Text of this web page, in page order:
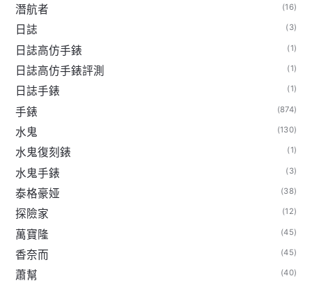
潛航者 (16)
日誌 (3)
日誌高仿手錶 (1)
日誌高仿手錶評測 (1)
日誌手錶 (1)
手錶 (874)
水鬼 (130)
水鬼復刻錶 (1)
水鬼手錶 (3)
泰格豪娅 (38)
探險家 (12)
萬寶隆 (45)
香奈而 (45)
蕭幫 (40)